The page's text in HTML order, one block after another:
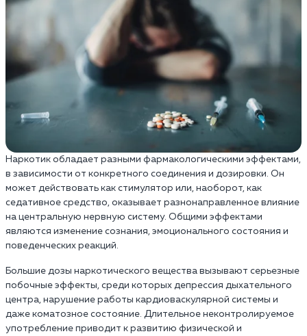
Наркотик обладает разными фармакологическими эффектами,
в зависимости от конкретного соединения и дозировки. Он
может действовать как стимулятор или, наоборот, как
седативное средство, оказывает разнонаправленное влияние
на центральную нервную систему. Общими эффектами
являются изменение сознания, эмоционального состояния и
поведенческих реакций.
Большие дозы наркотического вещества вызывают серьезные
побочные эффекты, среди которых депрессия дыхательного
центра, нарушение работы кардиоваскулярной системы и
даже коматозное состояние. Длительное неконтролируемое
употребление приводит к развитию физической и